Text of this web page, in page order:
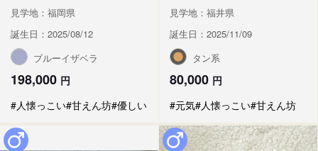
見学地：福岡県
誕生日：2025/08/12
ブルーイザベラ
198,000 円
#人懐っこい#甘えん坊#優しい
見学地：福井県
誕生日：2025/11/09
タン系
80,000 円
#元気#人懐っこい#甘えん坊